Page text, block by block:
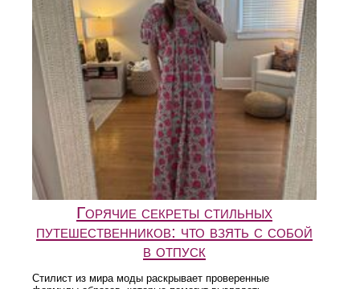
Горячие секреты стильных
путешественников: что взять с собой
в отпуск
Стилист из мира моды раскрывает проверенные